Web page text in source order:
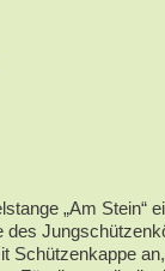
„Am Stein“
des
Schützenkappe